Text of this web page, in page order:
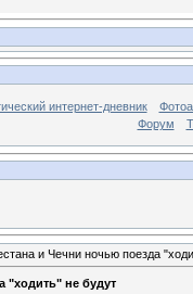
интернет-дневник
Форум
и Чечни ночью поезда
"ходить" не будут